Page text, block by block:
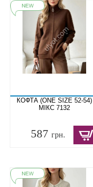
КОФТА (ONE SIZE 52-54)
МІКС 7132
587 грн.